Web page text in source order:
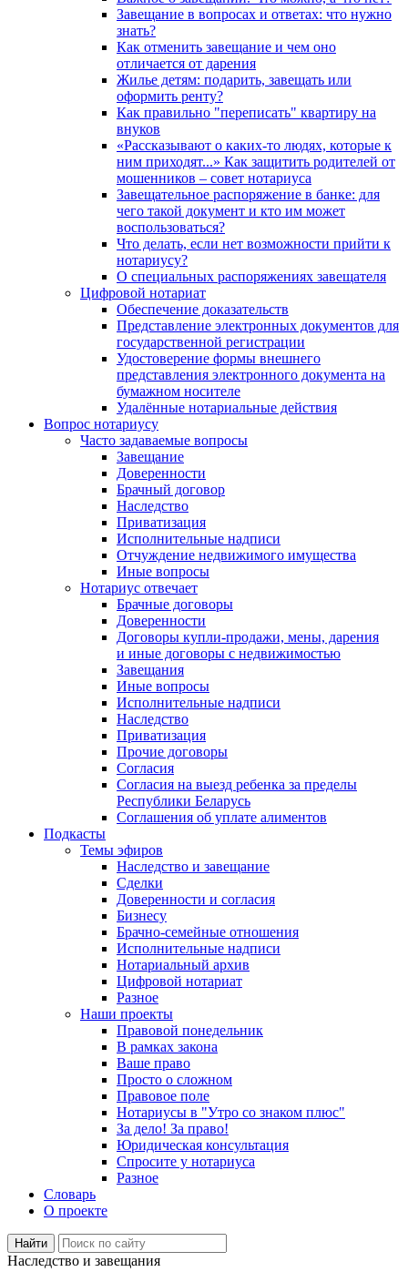
Завещание в вопросах и ответах: что нужно
знать?
Как отменить завещание и чем оно
отличается от дарения
Жилье детям: подарить, завещать или
оформить ренту?
Как правильно "переписать" квартиру на
внуков
«Рассказывают о каких-то людях, которые к
ним приходят...» Как защитить родителей от
мошенников – совет нотариуса
Завещательное распоряжение в банке: для
чего такой документ и кто им может
воспользоваться?
Что делать, если нет возможности прийти к
нотариусу?
О специальных распоряжениях завещателя
Цифровой нотариат
Обеспечение доказательств
Представление электронных документов для
государственной регистрации
Удостоверение формы внешнего
представления электронного документа на
бумажном носителе
Удалённые нотариальные действия
Вопрос нотариусу
Часто задаваемые вопросы
Завещание
Доверенности
Брачный договор
Наследство
Приватизация
Исполнительные надписи
Отчуждение недвижимого имущества
Иные вопросы
Нотариус отвечает
Брачные договоры
Доверенности
Договоры купли-продажи, мены, дарения
и иные договоры с недвижимостью
Завещания
Иные вопросы
Исполнительные надписи
Наследство
Приватизация
Прочие договоры
Согласия
Согласия на выезд ребенка за пределы
Республики Беларусь
Соглашения об уплате алиментов
Подкасты
Темы эфиров
Наследство и завещание
Сделки
Доверенности и согласия
Бизнесу
Брачно-семейные отношения
Исполнительные надписи
Нотариальный архив
Цифровой нотариат
Разное
Наши проекты
Правовой понедельник
В рамках закона
Ваше право
Просто о сложном
Правовое поле
Нотариусы в "Утро со знаком плюс"
За дело! За право!
Юридическая консультация
Спросите у нотариуса
Разное
Словарь
О проекте
Наследство и завещания